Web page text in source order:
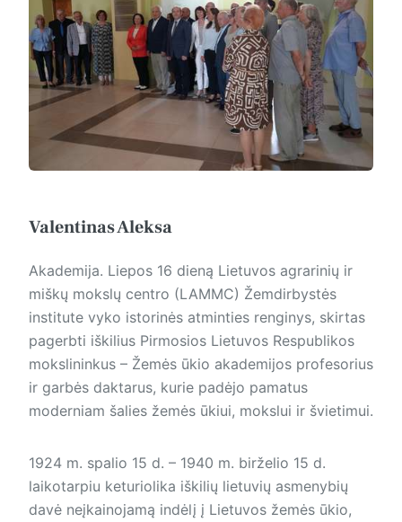
Valentinas Aleksa
Akademija. Liepos 16 dieną Lietuvos agrarinių ir
miškų mokslų centro (LAMMC) Žemdirbystės
institute vyko istorinės atminties renginys, skirtas
pagerbti iškilius Pirmosios Lietuvos Respublikos
mokslininkus – Žemės ūkio akademijos profesorius
ir garbės daktarus, kurie padėjo pamatus
moderniam šalies žemės ūkiui, mokslui ir švietimui.
1924 m. spalio 15 d. – 1940 m. birželio 15 d.
laikotarpiu keturiolika iškilių lietuvių asmenybių
davė neįkainojamą indėlį į Lietuvos žemės ūkio,